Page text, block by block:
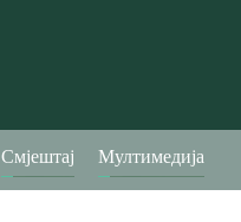
Смјештај Мултимедија